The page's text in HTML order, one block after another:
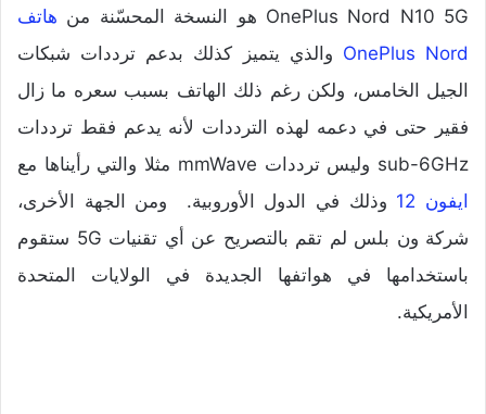
OnePlus Nord N10 5G هو النسخة المحسّنة من
هاتف
OnePlus Nord والذي يتميز كذلك بدعم ترددات شبكات
الجيل الخامس، ولكن رغم ذلك الهاتف بسبب سعره ما زال
فقير حتى في دعمه لهذه الترددات لأنه يدعم فقط ترددات
sub-6GHz وليس ترددات mmWave مثلا والتي رأيناها مع
ايفون 12
وذلك في الدول الأوروبية. ومن الجهة الأخرى،
شركة ون بلس لم تقم بالتصريح عن أي تقنيات 5G ستقوم
باستخدامها في هواتفها الجديدة في الولايات المتحدة
الأمريكية.